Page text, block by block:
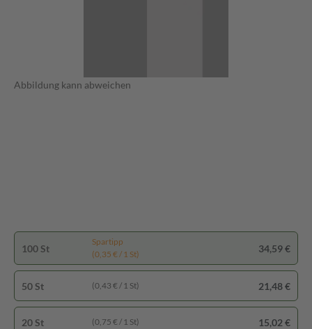
Abbildung kann abweichen
100 St
Spartipp
(0,35 € / 1 St)
34,59 €
50 St (0,43 € / 1 St) 21,48 €
20 St (0,75 € / 1 St) 15,02 €